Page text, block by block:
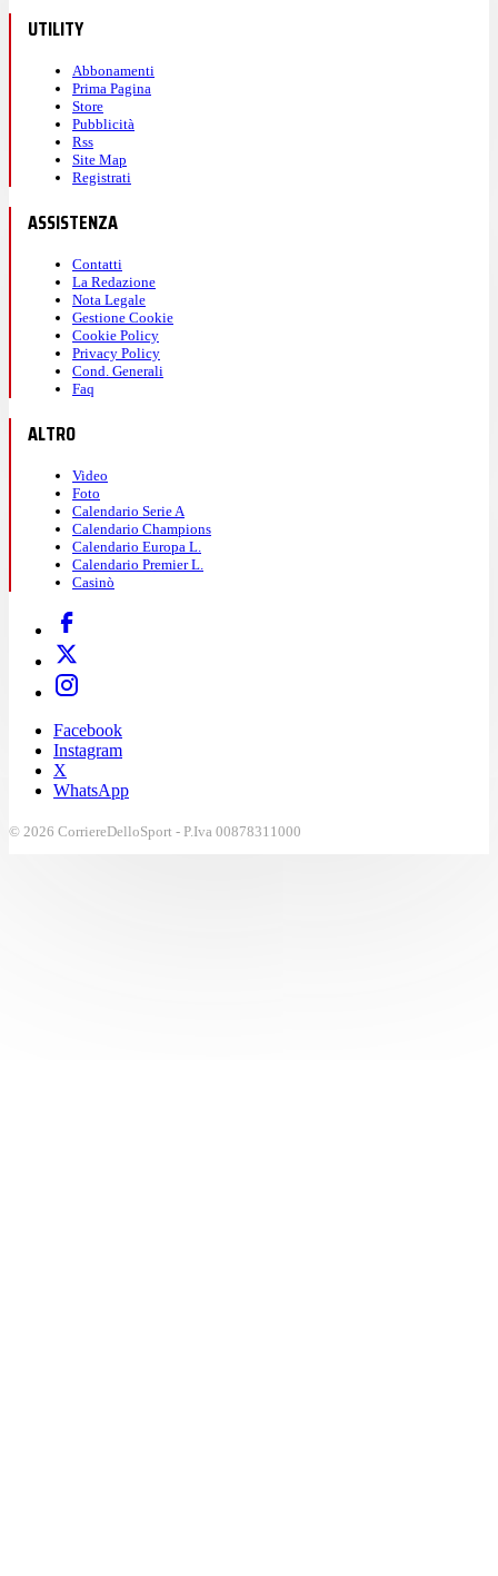
UTILITY
Abbonamenti
Prima Pagina
Store
Pubblicità
Rss
Site Map
Registrati
ASSISTENZA
Contatti
La Redazione
Nota Legale
Gestione Cookie
Cookie Policy
Privacy Policy
Cond. Generali
Faq
ALTRO
Video
Foto
Calendario Serie A
Calendario Champions
Calendario Europa L.
Calendario Premier L.
Casinò
Facebook
Instagram
X
WhatsApp
© 2026 CorriereDelloSport - P.Iva 00878311000